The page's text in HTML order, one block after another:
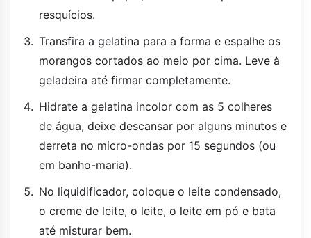
resquícios.
Transfira a gelatina para a forma e espalhe os
morangos cortados ao meio por cima. Leve à
geladeira até firmar completamente.
Hidrate a gelatina incolor com as 5 colheres
de água, deixe descansar por alguns minutos e
derreta no micro-ondas por 15 segundos (ou
em banho-maria).
No liquidificador, coloque o leite condensado,
o creme de leite, o leite, o leite em pó e bata
até misturar bem.